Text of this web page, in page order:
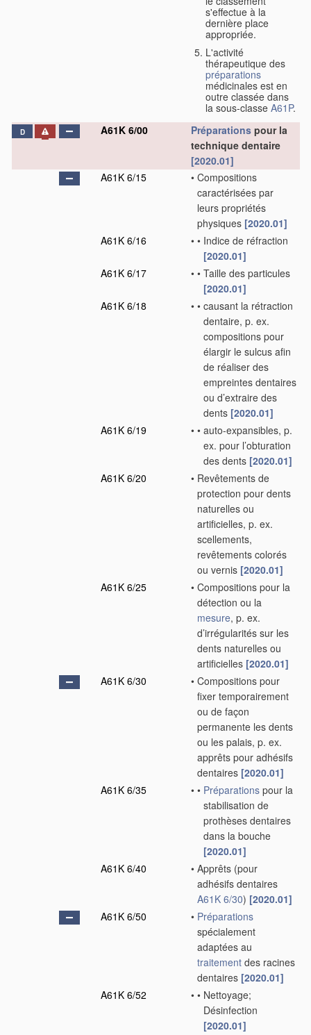
s'effectue à la
dernière place
appropriée.
L'activité
thérapeutique des
préparations
médicinales est en
outre classée dans
la sous-classe A61P.
D A61K 6/00 Préparations pour la
technique dentaire
[2020.01]
A61K 6/15
• Compositions
caractérisées par
leurs propriétés
physiques [2020.01]
A61K 6/16
• • Indice de réfraction
[2020.01]
A61K 6/17
• • Taille des particules
[2020.01]
A61K 6/18
• • causant la rétraction
dentaire, p. ex.
compositions pour
élargir le sulcus afin
de réaliser des
empreintes dentaires
ou d’extraire des
dents [2020.01]
A61K 6/19
• • auto-expansibles, p.
ex. pour l’obturation
des dents [2020.01]
A61K 6/20
• Revêtements de
protection pour dents
naturelles ou
artificielles, p. ex.
scellements,
revêtements colorés
ou vernis [2020.01]
A61K 6/25
• Compositions pour la
détection ou la
mesure, p. ex.
d’irrégularités sur les
dents naturelles ou
artificielles [2020.01]
A61K 6/30
• Compositions pour
fixer temporairement
ou de façon
permanente les dents
ou les palais, p. ex.
apprêts pour adhésifs
dentaires [2020.01]
A61K 6/35
• • Préparations pour la
stabilisation de
prothèses dentaires
dans la bouche
[2020.01]
A61K 6/40
• Apprêts (pour
adhésifs dentaires
A61K 6/30) [2020.01]
A61K 6/50
• Préparations
spécialement
adaptées au
traitement des racines
dentaires [2020.01]
A61K 6/52
• • Nettoyage;
Désinfection
[2020.01]